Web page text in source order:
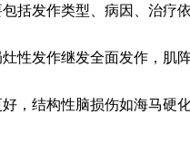
括发作类型、病因、治疗
性发作继发全面发作，肌
，结构性脑损伤如海马硬